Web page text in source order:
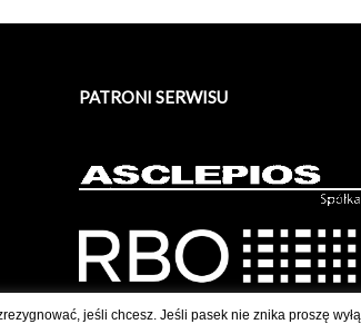
PATRONI SERWISU
jeśli chcesz. Jeśli pasek nie znika proszę